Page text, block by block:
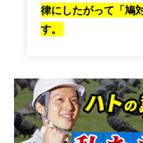
律にしたがって「鳩
す。